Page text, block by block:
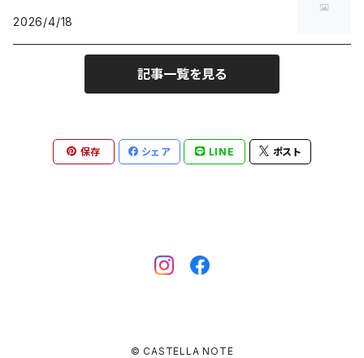
2026/4/18
記事一覧を見る
保存 シェア LINE ポスト
© CASTELLA NOTE